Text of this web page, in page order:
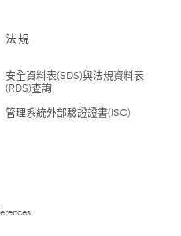
法規
安全資料表(SDS)與法規資料表
(RDS)查詢
管理系統外部驗證證書(ISO)